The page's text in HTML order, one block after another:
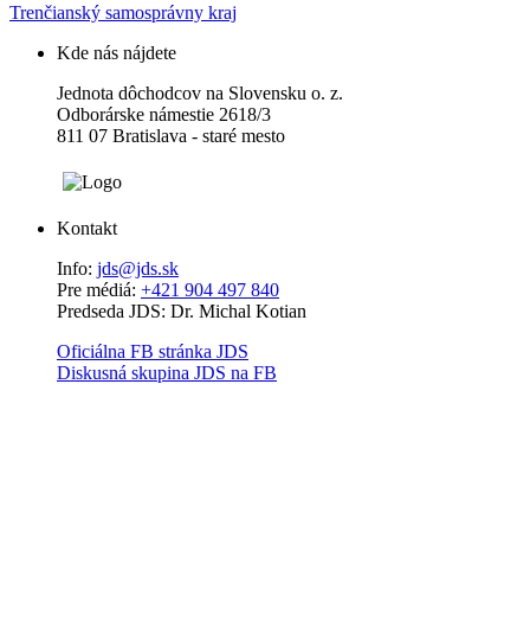
Trenčianský samosprávny kraj
Kde nás nájdete
Jednota dôchodcov na Slovensku o. z.
Odborárske námestie 2618/3
811 07 Bratislava - staré mesto
Kontakt
Info: jds@jds.sk
Pre médiá: +421 904 497 840
Predseda JDS: Dr. Michal Kotian
Oficiálna FB stránka JDS
Diskusná skupina JDS na FB